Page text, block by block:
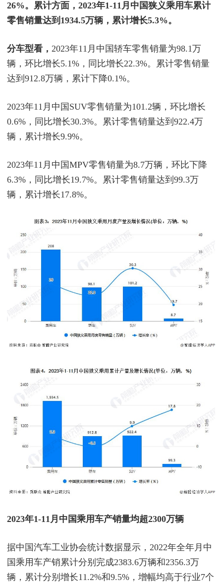
26%。累计方面，2023年1-11月中国狭义乘用车累计
零售销量达到1934.5万辆，累计增长5.3%。
分车型看， 2023年11月中国轿车零售销量为98.1万
辆，环比增长5.1%，同比增长22.3%。累计零售销量
达到912.8万辆，累计下降0.1%。
2023年11月中国SUV零售销量为101.2辆，环比增长
0.6%，同比增长30.3%。累计零售销量达到922.4万
辆，累计增长9.9%。
2023年11月中国MPV零售销量为8.7万辆，环比下降
6.3%，同比增长19.7%。累计零售销量达到99.3万
辆，累计增长17.8%。
2023年1-11月中国乘用车产销量均超2300万辆
据中国汽车工业协会统计数据显示，2022年全年月中
国乘用车产销累计分别完成2383.6万辆和2356.3万
辆，累计分别增长11.2%和9.5%，增幅均高于行业7个